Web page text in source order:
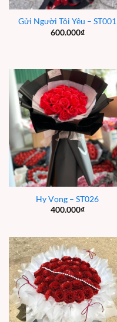
Gửi Người Tôi Yêu – ST001
600.000₫
Hy Vọng – ST026
400.000₫